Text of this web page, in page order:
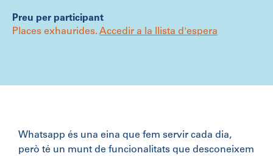
Preu per participant
Places exhaurides. Accedir a la llista d'espera
Whatsapp és una eina que fem servir cada dia,
però té un munt de funcionalitats que desconeixem